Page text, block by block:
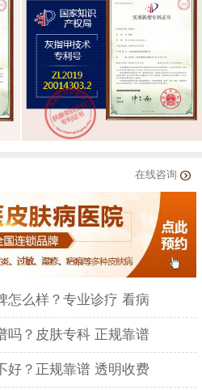
在线咨询
怎么样？专业诊疗 看病
吗？皮肤专科 正规靠谱
好？正规靠谱 透明收费